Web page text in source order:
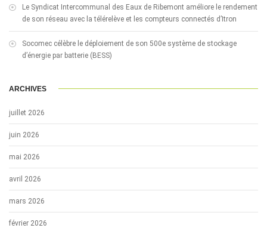
Le Syndicat Intercommunal des Eaux de Ribemont améliore le rendement
de son réseau avec la télérelève et les compteurs connectés d’Itron
Socomec célèbre le déploiement de son 500e système de stockage
d’énergie par batterie (BESS)
ARCHIVES
juillet 2026
juin 2026
mai 2026
avril 2026
mars 2026
février 2026